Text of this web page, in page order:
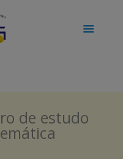
de estudo